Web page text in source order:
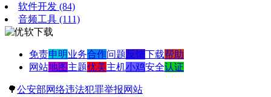
软件开发 (84)
音频工具 (111)
免责申明业务合作问题反馈下载帮助
网站地图 主题优美主机小鸡安全认证
🌳公安部网络违法犯罪举报网站